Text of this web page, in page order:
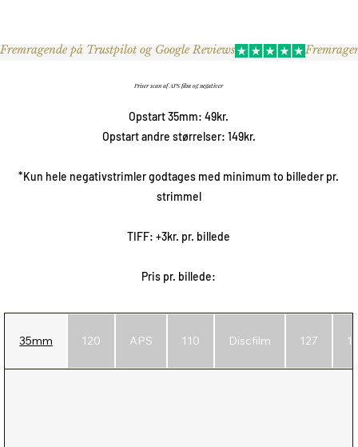
Fremragende på Trustpilot og Google Reviews
Priser scan af APS film og negativer
Opstart 35mm: 49kr.
Opstart andre størrelser: 149kr.
*Kun hele negativstrimler godtages med minimum to billeder pr.
strimmel
TIFF: +3kr. pr. billede
Pris pr. billede:
35mm 120 APS 110 Discfilm 127